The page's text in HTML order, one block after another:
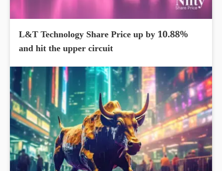
L&T Technology Share Price up by 10.88%
and hit the upper circuit